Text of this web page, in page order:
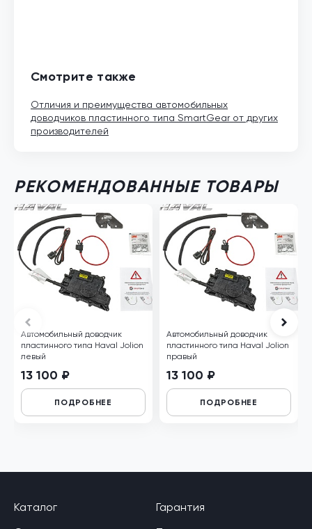
Смотрите также
Отличия и преимущества автомобильных
доводчиков пластинного типа SmartGear от других
производителей
РЕКОМЕНДОВАННЫЕ ТОВАРЫ
Автомобильный доводчик
пластинного типа Haval Jolion
левый
13 100 ₽
ПОДРОБНЕЕ
Автомобильный доводчик
пластинного типа Haval Jolion
правый
13 100 ₽
ПОДРОБНЕЕ
Каталог
Гарантия